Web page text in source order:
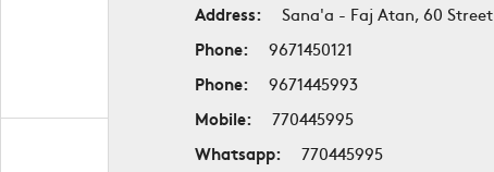
Address:
Sana'a - Faj Atan, 60 Street
Phone:
9671450121
Phone:
9671445993
Mobile:
770445995
Whatsapp:
770445995